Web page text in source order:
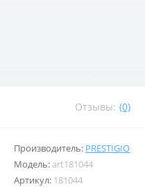
Отзывы: (0)
Производитель: PRESTIGIO
Модель: art181044
Артикул: 181044